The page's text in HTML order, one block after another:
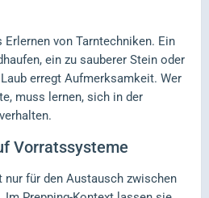
von Tarntechniken. Ein
ein zu sauberer Stein oder
erregt Aufmerksamkeit. Wer
muss lernen, sich in der
Vorratssysteme
nur für den Austausch zwischen